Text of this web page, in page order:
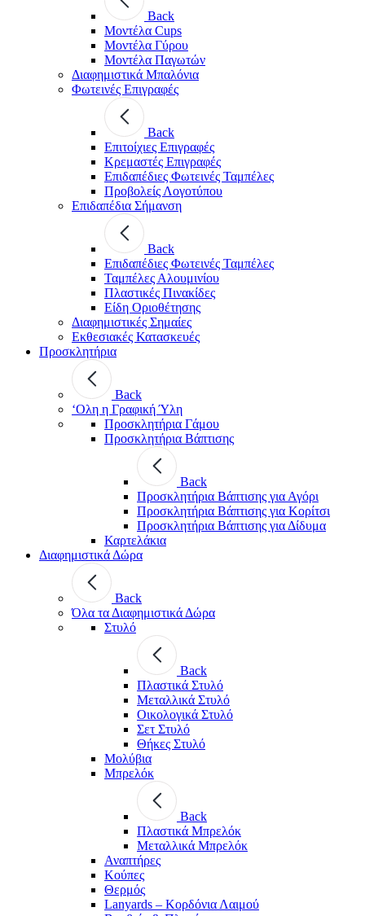
Back
Μοντέλα Cups
Μοντέλα Γύρου
Μοντέλα Παγωτών
Διαφημιστικά Μπαλόνια
Φωτεινές Επιγραφές
Back
Επιτοίχιες Επιγραφές
Κρεμαστές Επιγραφές
Επιδαπέδιες Φωτεινές Ταμπέλες
Προβολείς Λογοτύπου
Επιδαπέδια Σήμανση
Back
Επιδαπέδιες Φωτεινές Ταμπέλες
Ταμπέλες Αλουμινίου
Πλαστικές Πινακίδες
Είδη Οριοθέτησης
Διαφημιστικές Σημαίες
Εκθεσιακές Κατασκευές
Προσκλητήρια
Back
‘Ολη η Γραφική Ύλη
Προσκλητήρια Γάμου
Προσκλητήρια Βάπτισης
Back
Προσκλητήρια Βάπτισης για Αγόρι
Προσκλητήρια Βάπτισης για Κορίτσι
Προσκλητήρια Βάπτισης για Δίδυμα
Καρτελάκια
Διαφημιστικά Δώρα
Back
Όλα τα Διαφημιστικά Δώρα
Στυλό
Back
Πλαστικά Στυλό
Μεταλλικά Στυλό
Οικολογικά Στυλό
Σετ Στυλό
Θήκες Στυλό
Μολύβια
Μπρελόκ
Back
Πλαστικά Μπρελόκ
Μεταλλικά Μπρελόκ
Αναπτήρες
Κούπες
Θερμός
Lanyards – Kορδόνια Λαιμού